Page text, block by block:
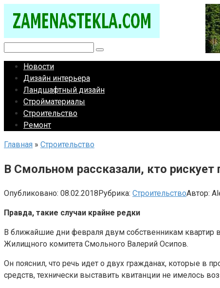
Новости
Дизайн интерьера
Ландшафтный дизайн
Стройматериалы
Строительство
Ремонт
Главная » Строительство
В Смольном рассказали, кто
Опубликовано: 08.02.2018Рубрика: СтроительствоАвтор:
Правда, такие случаи крайне редки
В ближайшие дни февраля двум собственникам квартир в
Жилищного комитета Смольного Валерий Осипов.
Он пояснил, что речь идет о двух гражданах, которые в
средств, технически выставить квитанции не имелось